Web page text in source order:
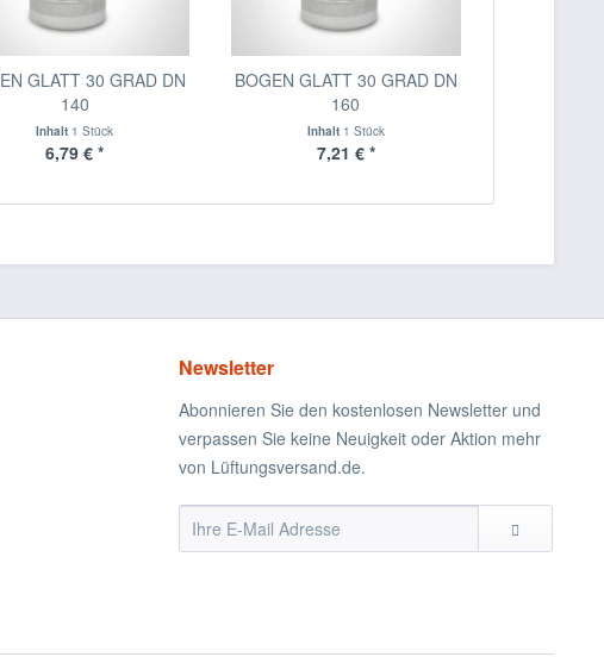
GLATT 30 GRAD DN
140
Inhalt 1 Stück
6,79 € *
BOGEN GLATT 30 GRAD DN
160
Inhalt 1 Stück
7,21 € *
Newsletter
Abonnieren Sie den kostenlosen Newsletter und
verpassen Sie keine Neuigkeit oder Aktion mehr
von Lüftungsversand.de.